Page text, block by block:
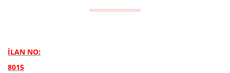
İLAN NO:
8015